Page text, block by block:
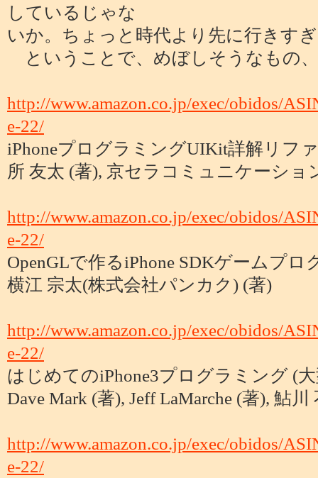
しているじゃな
いか。ちょっと時代より先に行きす
ということで、めぼしそうなもの
http://www.amazon.co.jp/exec/obidos/
e-22/
iPhoneプログラミングUIKit詳解リフ
所 友太 (著), 京セラコミュニケーショ
http://www.amazon.co.jp/exec/obidos/
e-22/
OpenGLで作るiPhone SDKゲームプロ
横江 宗太(株式会社パンカク) (著)
http://www.amazon.co.jp/exec/obidos/
e-22/
はじめてのiPhone3プログラミング (
Dave Mark (著), Jeff LaMarche (著), 鮎
http://www.amazon.co.jp/exec/obidos/
e-22/